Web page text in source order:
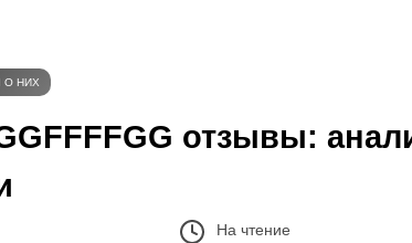
О НИХ
отзывы:
На чтение